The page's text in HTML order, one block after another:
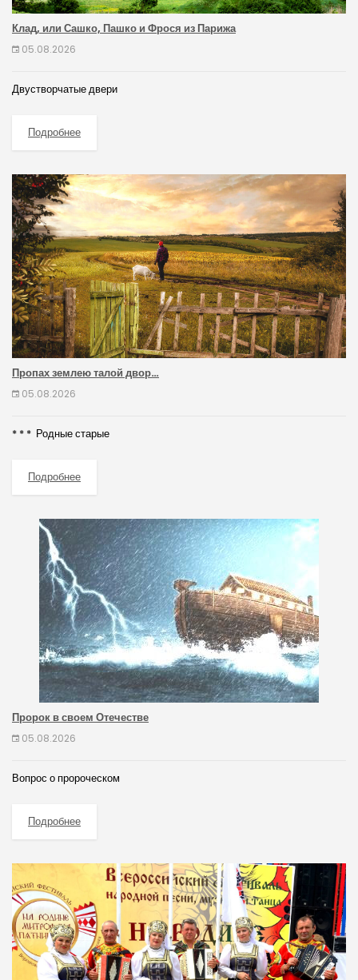
Клад, или Сашко, Пашко и Фрося из Парижа
05.08.2026
Двустворчатые двери
Подробнее
Пропах землею талой двор…
05.08.2026
* * * Родные старые
Подробнее
Пророк в своем Отечестве
05.08.2026
Вопрос о пророческом
Подробнее